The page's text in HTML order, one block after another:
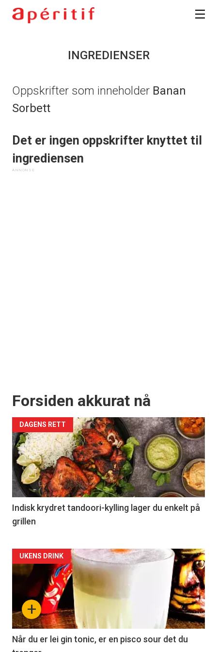
INGREDIENSER
Oppskrifter som inneholder Banan
Sorbett
Det er ingen oppskrifter knyttet til
ingrediensen
Forsiden akkurat nå
DAGENS RETT
Indisk krydret tandoori-kylling lager du enkelt på
grillen
Forsiden
akkurat
nå
-
2
+
UKENS DRINK
Når du er lei gin tonic, er en pisco sour det du